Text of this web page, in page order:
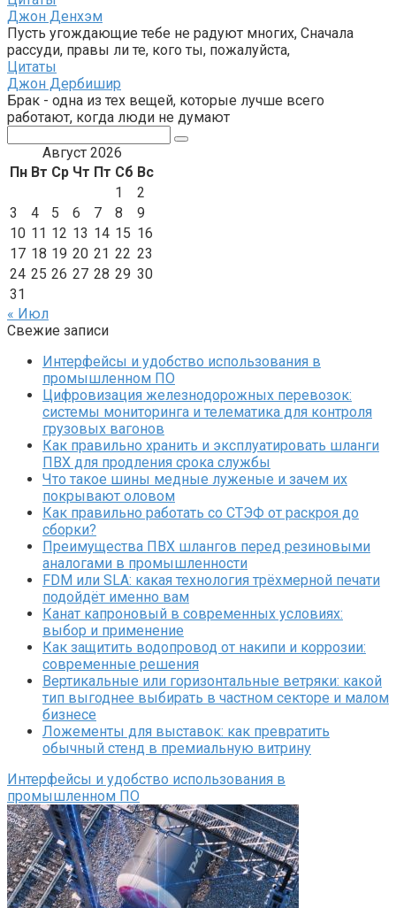
Джон Денхэм
Пусть угождающие тебе не радуют многих, Сначала
рассуди, правы ли те, кого ты, пожалуйста,
Цитаты
Джон Дербишир
Брак - одна из тех вещей, которые лучше всего
работают, когда люди не думают
Август 2026
Пн Вт Ср Чт Пт Сб Вс
1
2
3
4 5 6 7 8
9
10 11 12 13 14 15 16
17 18 19 20 21 22 23
24 25 26 27 28 29 30
31
« Июл
Свежие записи
Интерфейсы и удобство использования в
промышленном ПО
Цифровизация железнодорожных перевозок:
системы мониторинга и телематика для контроля
грузовых вагонов
Как правильно хранить и эксплуатировать шланги
ПВХ для продления срока службы
Что такое шины медные луженые и зачем их
покрывают оловом
Как правильно работать со СТЭФ от раскроя до
сборки?
Преимущества ПВХ шлангов перед резиновыми
аналогами в промышленности
FDM или SLA: какая технология трёхмерной печати
подойдёт именно вам
Канат капроновый в современных условиях:
выбор и применение
Как защитить водопровод от накипи и коррозии:
современные решения
Вертикальные или горизонтальные ветряки: какой
тип выгоднее выбирать в частном секторе и малом
бизнесе
Ложементы для выставок: как превратить
обычный стенд в премиальную витрину
Интерфейсы и удобство использования в
промышленном ПО